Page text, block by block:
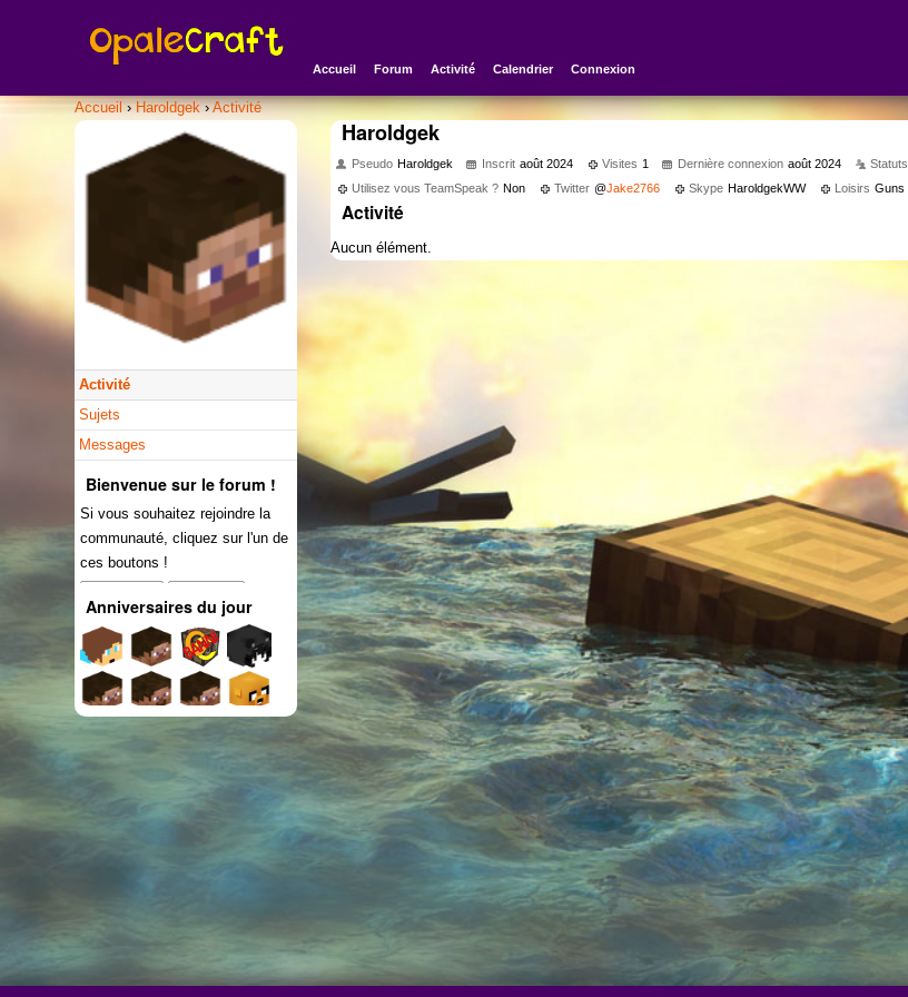
Accueil Forum Activité Calendrier Connexion
Accueil › Haroldgek › Activité
Activité
Sujets
Messages
Bienvenue sur le forum !
Si vous souhaitez rejoindre la
communauté, cliquez sur l'un de
ces boutons !
Anniversaires du jour
Haroldgek
Pseudo Haroldgek Inscrit août 2024 Visites 1 Dernière connexion août 2024 Statuts
Utilisez vous TeamSpeak ? Non Twitter @Jake2766 Skype HaroldgekWW Loisirs Guns
Activité
Aucun élément.